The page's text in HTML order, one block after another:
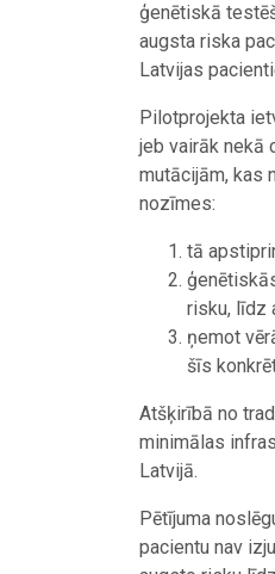
ģenētiskā
augsta riska
Latvijas
Pilotprojekta
jeb vairāk nekā
mutācijām, kas
nozīmes:
tā
risku, līdz
ņemot
šīs
Atšķirībā no
minimālas
Latvijā.
Pētījuma
pacientu nav